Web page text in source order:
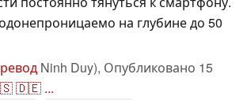
на глубине до 50
Ninh Duy), Опубликовано 15
🇩🇪 ...